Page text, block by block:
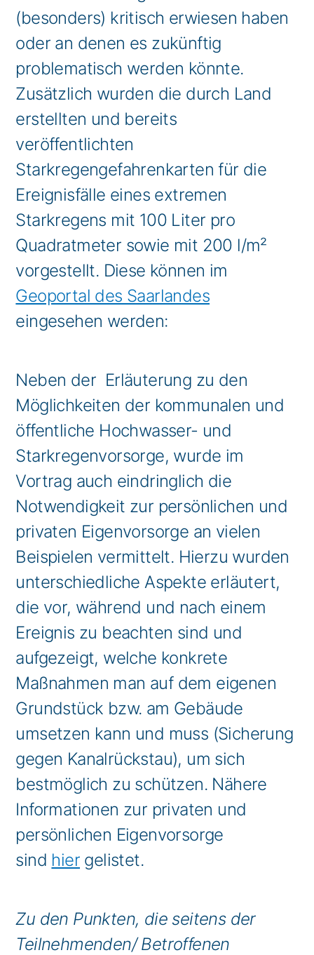
(besonders) kritisch erwiesen haben
oder an denen es zukünftig
problematisch werden könnte.
Zusätzlich wurden die durch Land
erstellten und bereits
veröffentlichten
Starkregengefahrenkarten für die
Ereignisfälle eines extremen
Starkregens mit 100 Liter pro
Quadratmeter sowie mit 200 l/m²
vorgestellt. Diese können im
Geoportal des Saarlandes
eingesehen werden:
Neben der Erläuterung zu den
Möglichkeiten der kommunalen und
öffentliche Hochwasser- und
Starkregenvorsorge, wurde im
Vortrag auch eindringlich die
Notwendigkeit zur persönlichen und
privaten Eigenvorsorge an vielen
Beispielen vermittelt. Hierzu wurden
unterschiedliche Aspekte erläutert,
die vor, während und nach einem
Ereignis zu beachten sind und
aufgezeigt, welche konkrete
Maßnahmen man auf dem eigenen
Grundstück bzw. am Gebäude
umsetzen kann und muss (Sicherung
gegen Kanalrückstau), um sich
bestmöglich zu schützen. Nähere
Informationen zur privaten und
persönlichen Eigenvorsorge
sind hier gelistet.
Zu den Punkten, die seitens der
Teilnehmenden/ Betroffenen